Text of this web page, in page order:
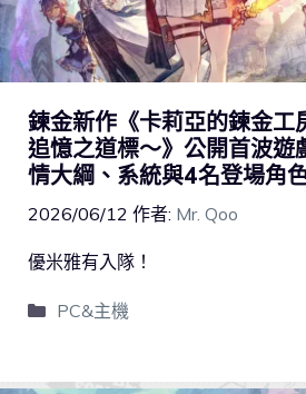
鍊金新作《卡莉亞的鍊金工
追憶之道標～》公開首波遊
情大綱、系統與4名登場角
2026/06/12 作者: Mr. Qoo
優米雅有入隊！
PC&主機